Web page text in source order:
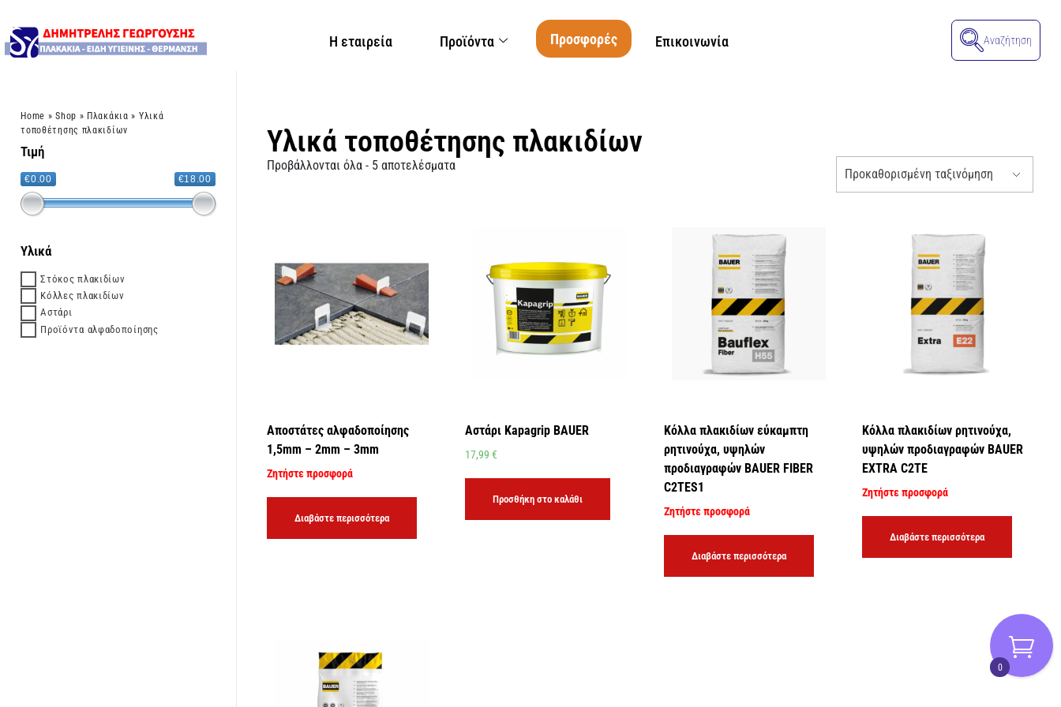
Η εταιρεία Προϊόντα Προσφορές Επικοινωνία Αναζήτηση
Υλικά τοποθέτησης πλακιδίων
Προβάλλονται όλα - 5 αποτελέσματα
Αποστάτες αλφαδοποίησης
1,5mm – 2mm – 3mm
Ζητήστε προσφορά
Διαβάστε περισσότερα
Αστάρι Kapagrip BAUER
17,99€
Προσθήκη στο καλάθι
Κόλλα πλακιδίων εύκαμπτη
ρητινούχα, υψηλών
προδιαγραφών BAUER FIBER
C2TES1
Ζητήστε προσφορά
Διαβάστε περισσότερα
Κόλλα πλακιδίων ρητινούχα,
υψηλών προδιαγραφών BAUER
EXTRA C2TE
Ζητήστε προσφορά
Διαβάστε περισσότερα
Home » Shop » Πλακάκια » Υλικά
τοποθέτησης πλακιδίων
Τιμή
€0.00 €18.00
Υλικά
Στόκος πλακιδίων
Κόλλες πλακιδίων
Αστάρι
Προϊόντα αλφαδοποίησης
0